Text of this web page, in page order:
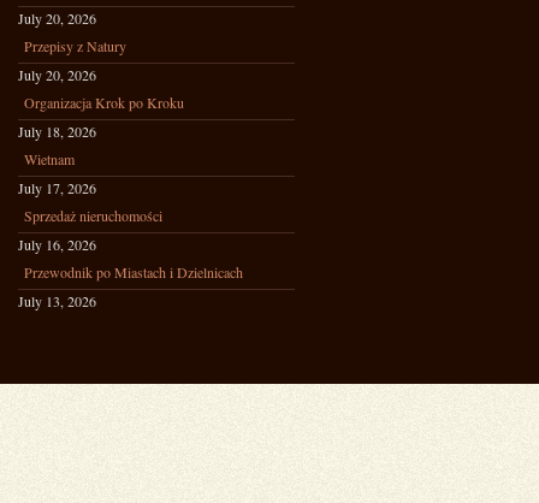
July 20, 2026
Przepisy z Natury
July 20, 2026
Organizacja Krok po Kroku
July 18, 2026
Wietnam
July 17, 2026
Sprzedaż nieruchomości
July 16, 2026
Przewodnik po Miastach i Dzielnicach
July 13, 2026